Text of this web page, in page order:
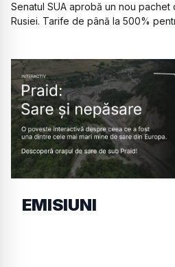
Senatul SUA aprobă un nou pachet
Rusiei. Tarife de până la 500%
EMISIUNI